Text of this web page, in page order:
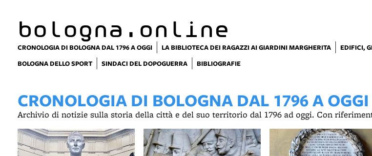
bologna.online
CRONOLOGIA DI BOLOGNA DAL 1796 A OGGI LA BIBLIOTECA DEI RAGAZZI AI GIARDINI MARGHERITA EDIFICI,
BOLOGNA DELLO SPORT
SINDACI DEL DOPOGUERRA BIBLIOGRAFIE
CRONOLOGIA DI BOLOGNA DAL 1796 A OGGI
Archivio di notizie sulla storia della città e del suo territorio dal 1796 ad oggi. Con